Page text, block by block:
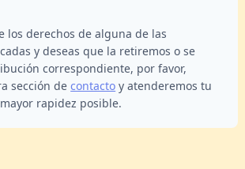
los derechos de alguna de las
y deseas que la retiremos o se
correspondiente, por favor,
sección decontacto y atenderemos tu
rapidez posible.